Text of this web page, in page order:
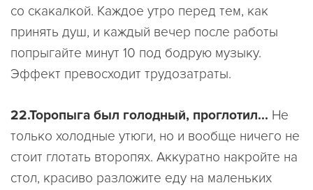
со скакалкой. Каждое утро перед тем, как
принять душ, и каждый вечер после работы
попрыгайте минут 10 под бодрую музыку.
Эффект превосходит трудозатраты.
22.Торопыга был голодный, проглотил... Не
только холодные утюги, но и вообще ничего не
стоит глотать второпях. Аккуратно накройте на
стол, красиво разложите еду на маленьких